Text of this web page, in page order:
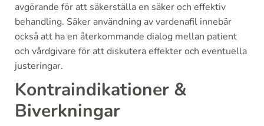
avgörande för att säkerställa en säker och effektiv
behandling. Säker användning av vardenafil innebär
också att ha en återkommande dialog mellan patient
och vårdgivare för att diskutera effekter och eventuella
justeringar.
Kontraindikationer &
Biverkningar